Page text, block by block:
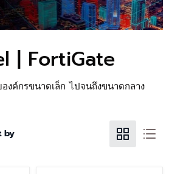
| FortiGate
งค์กรขนาดเล็ก ไปจนถึงขนาดกลาง
by